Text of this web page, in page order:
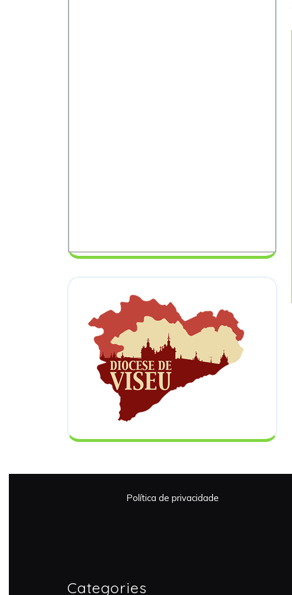
Política de privacidade
Categories